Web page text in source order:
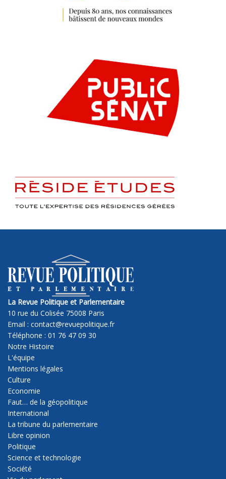
La Revue Politique et Parlementaire
10 rue du Colisée 75008 Paris
Email : contact@revuepolitique.fr
Téléphone : 01 76 47 09 30
Notre Histoire
L'équipe
Mentions légales
Culture
Economie
Faut… de la géopolitique
International
La tribune du parlementaire
Libre opinion
Politique
Science et technologie
Société